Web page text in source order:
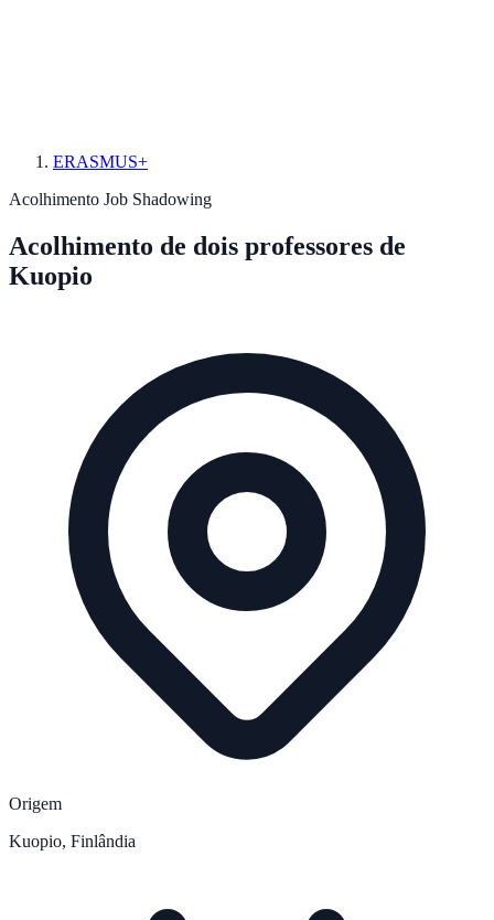
ERASMUS+
Acolhimento Job Shadowing
Acolhimento de dois professores de
Kuopio
Origem
Kuopio, Finlândia